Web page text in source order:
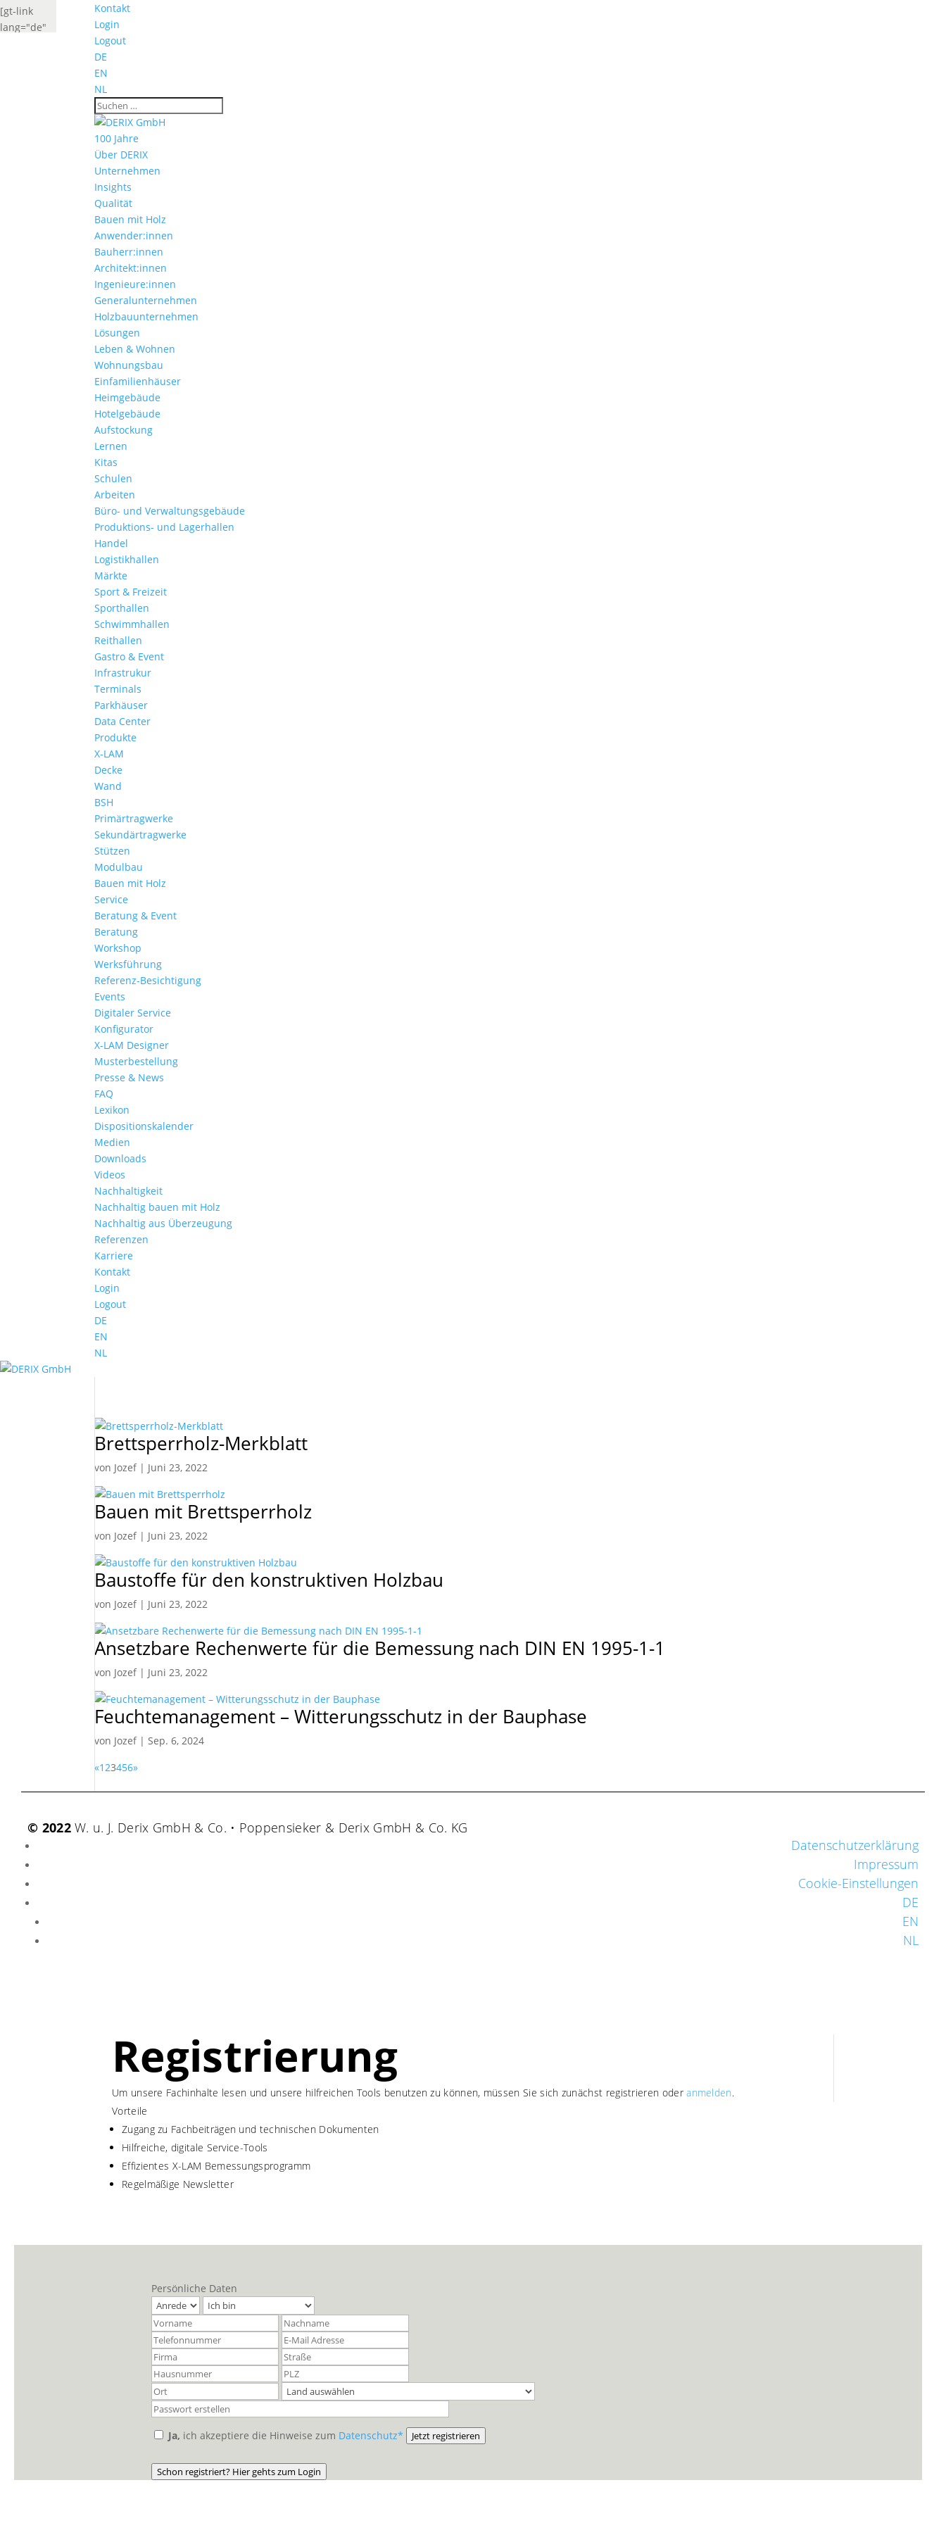
Kontakt
Login
Logout
DE
EN
NL
100 Jahre
Über DERIX
Unternehmen
Insights
Qualität
Bauen mit Holz
Anwender:innen
Bauherr:innen
Architekt:innen
Ingenieure:innen
Generalunternehmen
Holzbauunternehmen
Lösungen
Leben & Wohnen
Wohnungs­bau
Einfamilien­häuser
Heimgebäude
Hotelgebäude
Aufstockung
Lernen
Kitas
Schulen
Arbeiten
Büro- und Verwaltungs­gebäude
Produktions- und Lagerhallen
Handel
Logistikhallen
Märkte
Sport & Freizeit
Sporthallen
Schwimmhallen
Reithallen
Gastro & Event
Infrastrukur
Terminals
Parkhäuser
Data Center
Produkte
X-LAM
Decke
Wand
BSH
Primärtragwerke
Sekundärtragwerke
Stützen
Modulbau
Bauen mit Holz
Service
Beratung & Event
Beratung
Workshop
Werksführung
Referenz-Besichtigung
Events
Digitaler Service
Konfigurator
X-LAM Designer
Musterbestellung
Presse & News
FAQ
Lexikon
Dispositionskalender
Medien
Downloads
Videos
Nachhaltigkeit
Nachhaltig bauen mit Holz
Nachhaltig aus Überzeugung
Referenzen
Karriere
Kontakt
Login
Logout
DE
EN
NL
Brettsperrholz-Merkblatt
von Jozef| Juni 23, 2022
Bauen mit Brettsperrholz
von Jozef| Juni 23, 2022
Baustoffe für den konstruktiven Holzbau
von Jozef| Juni 23, 2022
Ansetzbare Rechenwerte für die Bemessung nach DIN EN 1995-1-1
von Jozef| Juni 23, 2022
Feuchtemanagement – Witterungsschutz in der Bauphase
von Jozef|Sep. 6, 2024
«123456»
© 2022W. u. J. Derix GmbH & Co. • Poppensieker & Derix GmbH & Co. KG
Datenschutzerklärung
Impressum
Cookie-Einstellungen
DE
EN
NL
[gt-link
lang="de"
widget_look="lang_codes"]
widget_look="lang_codes"]
Registrierung
Um unsere Fachinhalte lesen und unsere hilfreichen Tools benutzen zu können, müssen Sie sich zunächst registrieren oderanmelden.
Vorteile
Zugang zu Fachbeiträgen und technischen Dokumenten
Hilfreiche, digitale Service-Tools
Effizientes X-LAM Bemessungsprogramm
Regelmäßige Newsletter
Persönliche Daten
Ja, ich akzeptiere die Hinweise zum Datenschutz* Jetzt registrieren
Schon registriert? Hier gehts zum Login